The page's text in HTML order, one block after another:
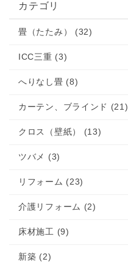
カテゴリ
畳（たたみ） (32)
ICC三重 (3)
へりなし畳 (8)
カーテン、ブラインド (21)
クロス（壁紙） (13)
ツバメ (3)
リフォーム (23)
介護リフォーム (2)
床材施工 (9)
新築 (2)